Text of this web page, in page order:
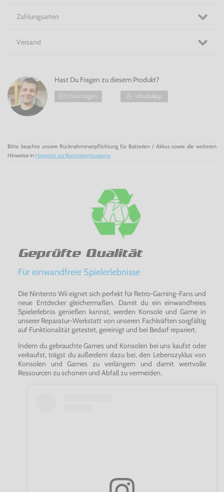
360einen Schritt voraus zu sein.
Zahlungsarten
Versand
Hast Du Fragen zu diesem Produkt?
Chris fragen WhatsApp
Bitte beachte unsere Rücknahmeverpflichtung für Batterien / Akkus sowie die weiteren
Hinweise in Hinweise zur Batterieentsorgung
Geprüfte Qualität
Für einwandfreie Spielerlebnisse
Die Nintento Wii eignet sich perfekt für Retro-Gaming-Fans und
neue Entdecker gleichermaßen. Damit du ein einwandfreies
Spielerlebnis genießen kannst, werden Konsole und Game in
unserer Reparatur-Werkstatt von unseren Fachkräften sorgfältig
auf Funktionalität getestet, gereinigt und bei Bedarf repariert.
Indem du gebrauchte Games und Konsolen bei uns kaufst oder
verkaufst, trägst du außerdem dazu bei, den Lebenszyklus von
Konsolen und Games zu verlängern und damit wertvolle
Ressourcen zu schonen und Abfall zu vermeiden.